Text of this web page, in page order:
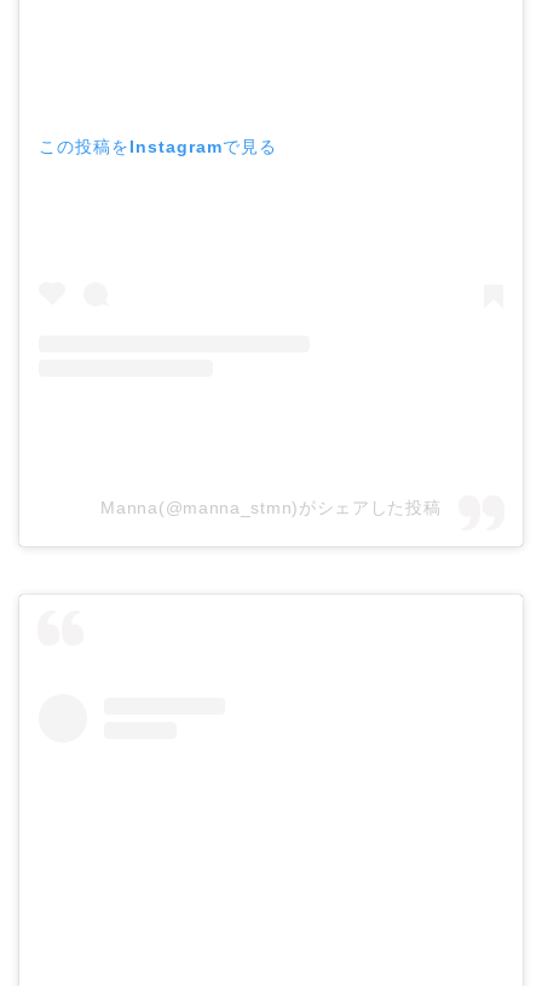
この投稿をInstagramで見る
Manna(@manna_stmn)がシェアした投稿